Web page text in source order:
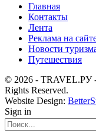
Главная
Контакты
Лента
Реклама на
Новости
Путешествия
© 2026 - TRAVEL.РУ -
Rights Reserved.
Website Design:
Sign in